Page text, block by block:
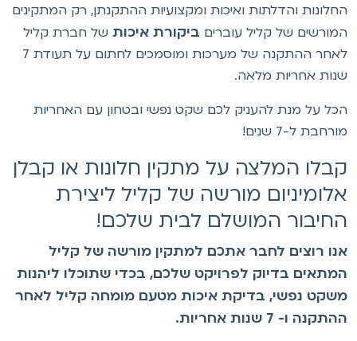
והדלתות ואיכות ומקצועיות ההתקנתן, רק המתקינים
של קליל עובריםביקורת איכותשל חברת קליל
לאחר ההתקנה של מערכות ומוסמכים לחתום על תעודת 7
אחריות מלאה.
על מנת להעניק לכםשקט נפשי ובטחון עם האחריות
ל-7 שנים!
המלצה על מתקין חלונות או קבלן
מורשה של קליל ליצירת
המושלם לבית שלכם!
רוצים לחבר אתכם למתקין מורשה של קליל
בדיוק לפרויקט שלכם, בכדי שתוכלו ליהנות
נפשי, בדיקת איכות מטעם מומחה קליל לאחר
ו- 7 שנות אחריות.